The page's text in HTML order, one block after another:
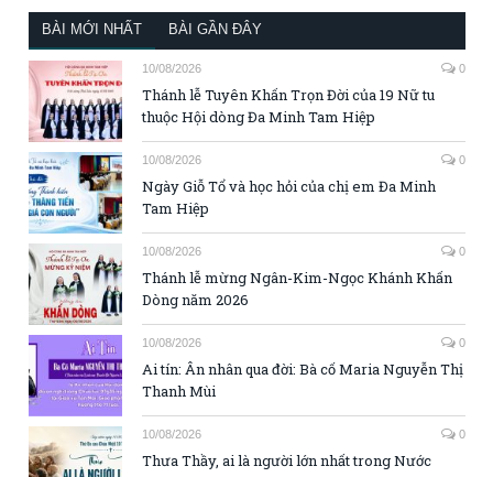
BÀI MỚI NHẤT BÀI GẦN ĐÂY
10/08/2026 0
Thánh lễ Tuyên Khấn Trọn Đời của 19 Nữ tu
thuộc Hội dòng Đa Minh Tam Hiệp
10/08/2026 0
Ngày Giỗ Tổ và học hỏi của chị em Đa Minh
Tam Hiệp
10/08/2026 0
Thánh lễ mừng Ngân-Kim-Ngọc Khánh Khấn
Dòng năm 2026
10/08/2026 0
Ai tín: Ân nhân qua đời: Bà cố Maria Nguyễn Thị
Thanh Mùi
10/08/2026 0
Thưa Thầy, ai là người lớn nhất trong Nước